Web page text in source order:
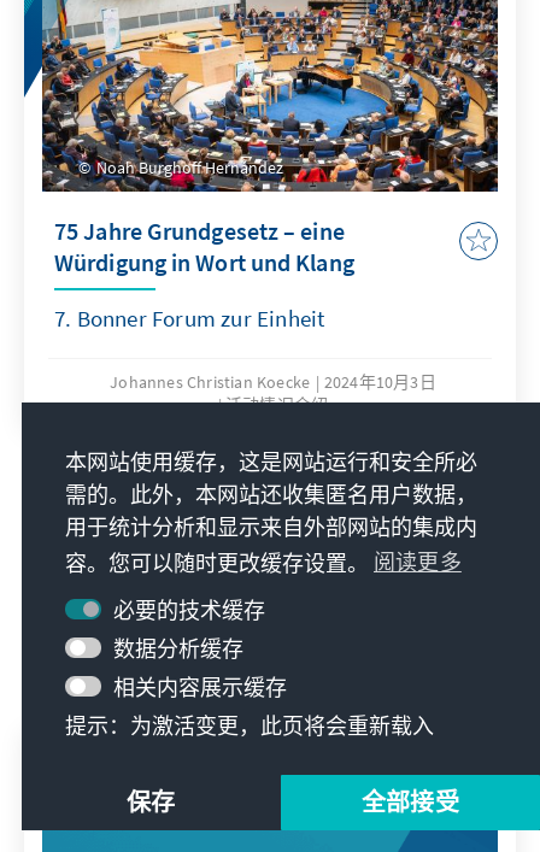
Noah Burghoff Hernández
75 Jahre Grundgesetz – eine
Würdigung in Wort und Klang
7. Bonner Forum zur Einheit
Johannes Christian Koecke
2024年10月3日
活动情况介绍
所有出版物
媒体库
本网站使用缓存，这是网站运行和安全所必
需的。此外，本网站还收集匿名用户数据，
用于统计分析和显示来自外部网站的集成内
容。您可以随时更改缓存设置。 阅读更多
必要的技术缓存
数据分析缓存
相关内容展示缓存
提示：为激活变更，此页将会重新载入
保存 全部接受